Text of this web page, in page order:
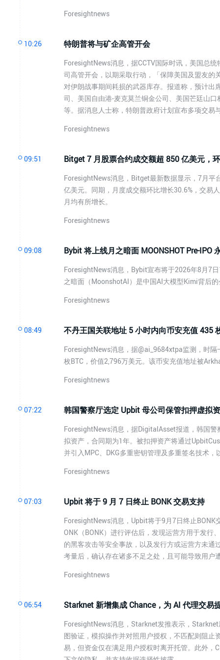
Foresightnews
10:26 特朗普将与矿企高管开会
ForesightNews消息，据CCTV国际时讯，美国总
司高管开会，以期采取行动，「保障美国及盟友
对伊朗战事期间耗损的武器库存。报道称，预计
司、美国自由港-麦克莫兰铜金公司、美国芒廷山
等。据消息人士称，特朗普政府计划宣布多项交易
Foresightnews
09:51 Bitget 7 月股票合约成交额超 850 亿美元，
ForesightNews消息，Bitget最新数据显示，7月
亿美元。同期，月度成交额环比增长30.6%，交易
月均有所增长。
Foresightnews
09:08 Bybit 将上线月之暗面 MOONSHOT Pre-IPO
ForesightNews消息，Bybit宣布将于2026年8月7
之暗面（MoonshotAI）是中国AI大模型Kimi背后
Foresightnews
08:49 不丹王国关联地址 5 小时内向币安充值 435
ForesightNews消息，据@ai_9684xtpa监测，时
枚BTC，价值2,796万美元。该币安充值地址被
Foresightnews
07:22 韩国警察厅选定 Upbit 母公司保管扣押虚拟
ForesightNews消息，据DigitalAsset报道，韩国
拟资产，合同期为1年。被扣押资产将通过
并引入MPC、DKG多重密钥管理及多重签名技术
Foresightnews
07:03 Upbit 将于 9 月 7 日终止 BONK 交易支持
ForesightNews消息，Upbit将于9月7日终止BONK
ONK（BONK）进行评估后，发现运营方用于发行
的黑客攻击等安全事故，以及发行方或运营方未
考量后，确认存在诸多不足之处，且可能导致用户
Foresightnews
06:54 Starknet 新增集成 Chance，为 AI 代理交易
ForesightNews消息，Starknet发推表示，
图验证，模拟操作并对照用户授权，不匹配则阻
易，但资金仅在满足用户授权时离开托管。此外，